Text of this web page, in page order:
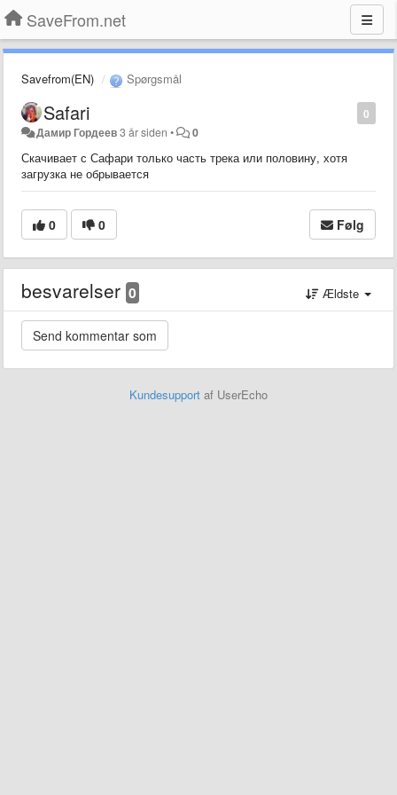
SaveFrom.net
Savefrom(EN) Spørgsmål
0
Safari
Дамир Гордеев3 år siden • 0
Скачивает с Сафари только часть трека или половину, хотя
загрузка не обрывается
0 0 Følg
besvarelser 0 Ældste
Kundesupport af UserEcho